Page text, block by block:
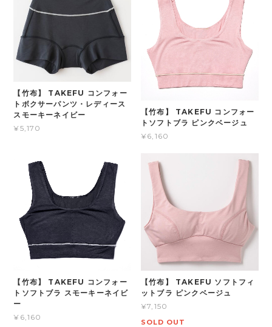
【竹布】 TAKEFU コンフォー
トボクサーパンツ・レディース
スモーキーネイビー
¥5,170
【竹布】 TAKEFU コンフォー
トソフトブラ ピンクベージュ
¥6,160
【竹布】 TAKEFU コンフォー
トソフトブラ スモーキーネイビ
ー
¥6,160
【竹布】 TAKEFU ソフトフィ
ットブラ ピンクベージュ
¥7,150
SOLD OUT